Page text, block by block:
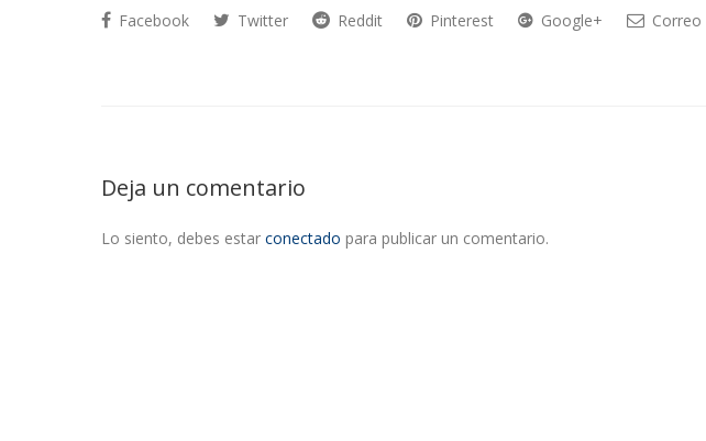
Facebook Twitter Reddit Pinterest Google+
Deja un comentario
Lo siento, debes estar conectado para publicar un comentario.